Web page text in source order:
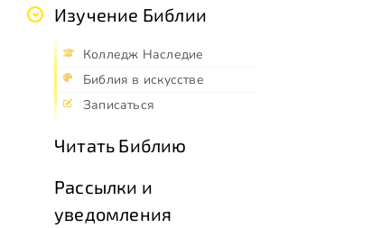
Изучение Библии
Колледж Наследие
Библия в искусстве
Записаться
Читать Библию
Рассылки и
уведомления